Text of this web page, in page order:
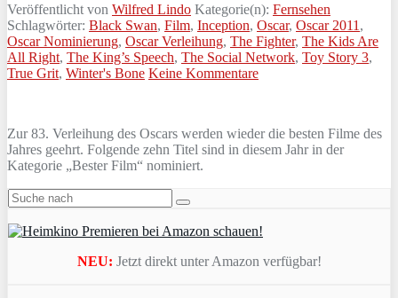
Veröffentlicht von Wilfred Lindo Kategorie(n): Fernsehen
Schlagwörter: Black Swan, Film, Inception, Oscar, Oscar 2011 ,
Oscar Nominierung, Oscar Verleihung, The Fighter, The Kids Are
All Right, The King’s Speech, The Social Network, Toy Story 3,
True Grit, Winter's Bone Keine Kommentare
Zur 83. Verleihung des Oscars werden wieder die besten Filme des
Jahres geehrt. Folgende zehn Titel sind in diesem Jahr in der
Kategorie „Bester Film“ nominiert.
NEU: Jetzt direkt unter Amazon verfügbar!